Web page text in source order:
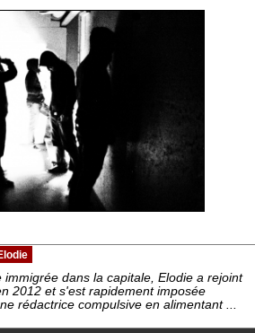
immigrée dans la capitale, Elodie a rejoint
2012 et s'est rapidement imposée
rédactrice compulsive en alimentant ...